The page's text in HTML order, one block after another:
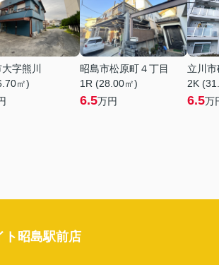
字熊川
㎡)
昭島市松原町４丁目
1R (28.00㎡)
6.5万円
立川市
2K
6.5万
ト昭島駅前店